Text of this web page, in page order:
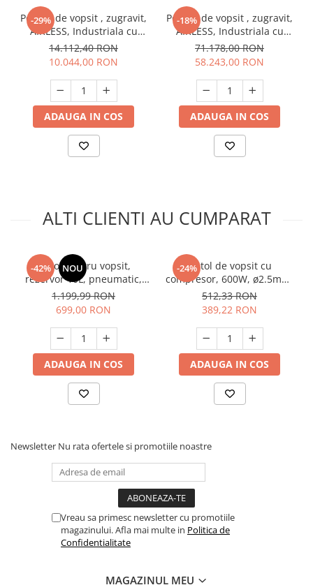
Aparate de aer conditionat
Ventilatoare
Zootehnie
Foarfeci tuns oi
Incubatoare oua
-29%
Pompa de vopsit , zugravit,
AIRLESS, Industriala cu
cadru inclus, complet
echipata, 1,9L/MIN - LARIUS
JOLLY
14.112,40 RON
10.044,00 RON
ADAUGA IN COS
-18%
Pompa de vopsit , zugravit,
AIRLESS, Industriala cu
carucior, complet echipata,
7,5L/MIN - LARIUS THOR
71.178,00 RON
58.243,00 RON
ADAUGA IN COS
ALTI CLIENTI AU CUMPARAT
-42% NOU
Pistol pentru vopsit,
rezervor 10L, pneumatic,
Raider RD-PT02
1.199,99 RON
699,00 RON
ADAUGA IN COS
-24%Pistol de vopsit cu
compresor, 600W, ø2.5mm,
900ml, Raider RD-SGC06
512,33 RON
389,22 RON
ADAUGA IN COS
Newsletter Nu rata ofertele si promotiile noastre
Vreau sa primesc newsletter cu promotiile
magazinului. Afla mai multe in Politica de
Confidentialitate
MAGAZINUL MEU